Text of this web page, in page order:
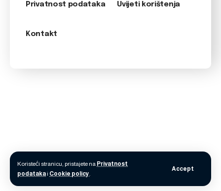
Koristeći stranicu, pristajete na Privatnost
podatakai Cookie policy.
Accept
Privatnost podataka Uvijeti korištenja
Kontakt